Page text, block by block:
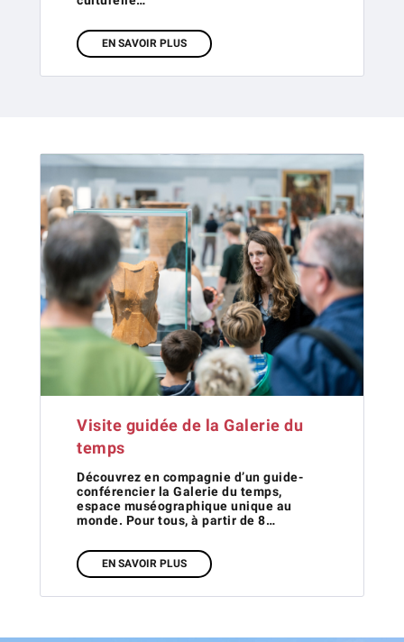
EN SAVOIR PLUS
Visite guidée de la Galerie du
temps
Découvrez en compagnie d’un guide-
conférencier la Galerie du temps,
espace muséographique unique au
monde. Pour tous, à partir de 8…
EN SAVOIR PLUS